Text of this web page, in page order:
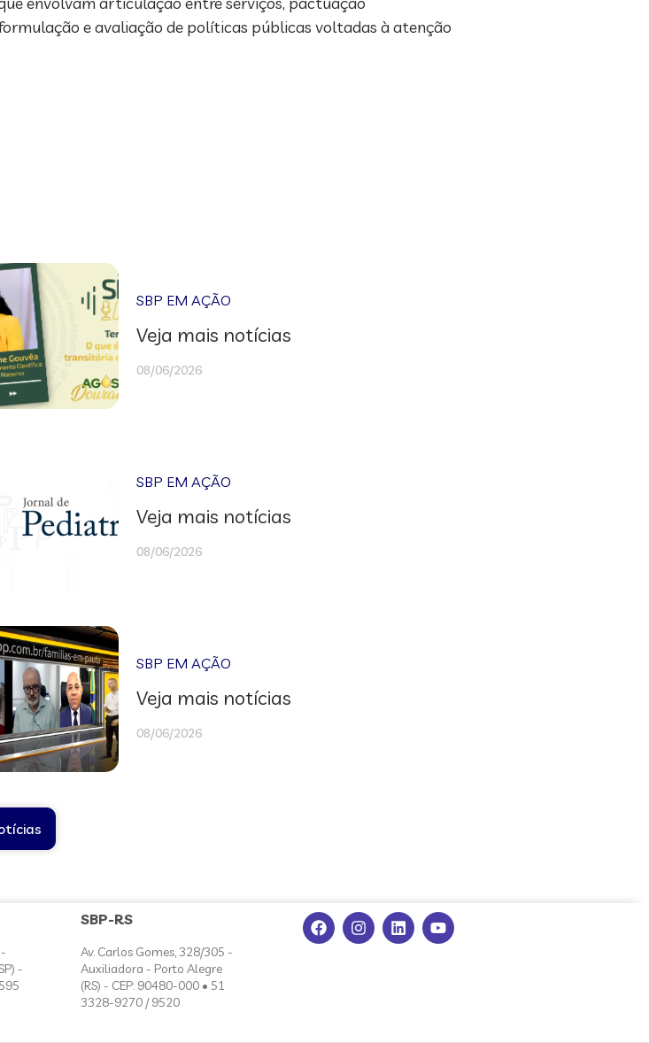
e avaliação de políticas públicas voltadas à atenção
SBP EM AÇÃO
Veja mais notícias
08/06/2026
SBP EM AÇÃO
Veja mais notícias
08/06/2026
SBP EM AÇÃO
Veja mais notícias
08/06/2026
-
SBP-RS
Av. Carlos Gomes, 328/305 -
Auxiliadora - Porto Alegre
(RS) - CEP: 90480-000 • 51
3328-9270 / 9520